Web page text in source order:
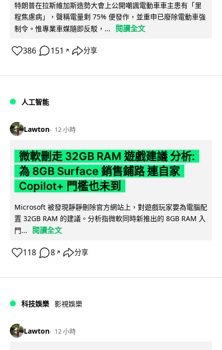
特朗普在拉斯維加斯造勢大會上公開嘲諷電動車車主患有「里
程焦慮病」，聲稱電量剩 75% 便發作，並重申已廢除電動車強
制令。惟專業車媒隨即反駁，...
閱讀全文
386 151 ↗ 分享
人工智能
Lawton 12 小時
微軟刪走 32GB RAM 遊戲建議 分析:
為 8GB Surface 銷售鋪路 連自家
Copilot+ 門檻也未到
Microsoft 被發現靜靜刪除官方網站上，對遊戲玩家要為電腦配
置 32GB RAM 的建議。分析指微軟同時新推出的 8GB RAM 入
門...
閱讀全文
118 8 ↗ 分享
科技娛樂 影視娛樂
Lawton 12 小時